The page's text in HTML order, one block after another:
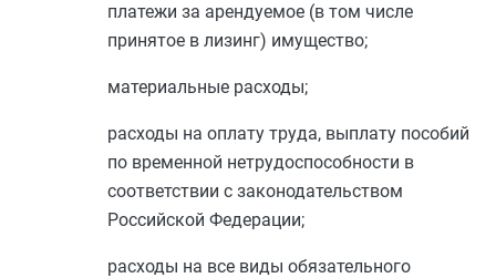
платежи за арендуемое (в том числе
принятое в лизинг) имущество;
материальные расходы;
расходы на оплату труда, выплату пособий
по временной нетрудоспособности в
соответствии с законодательством
Российской Федерации;
расходы на все виды обязательного